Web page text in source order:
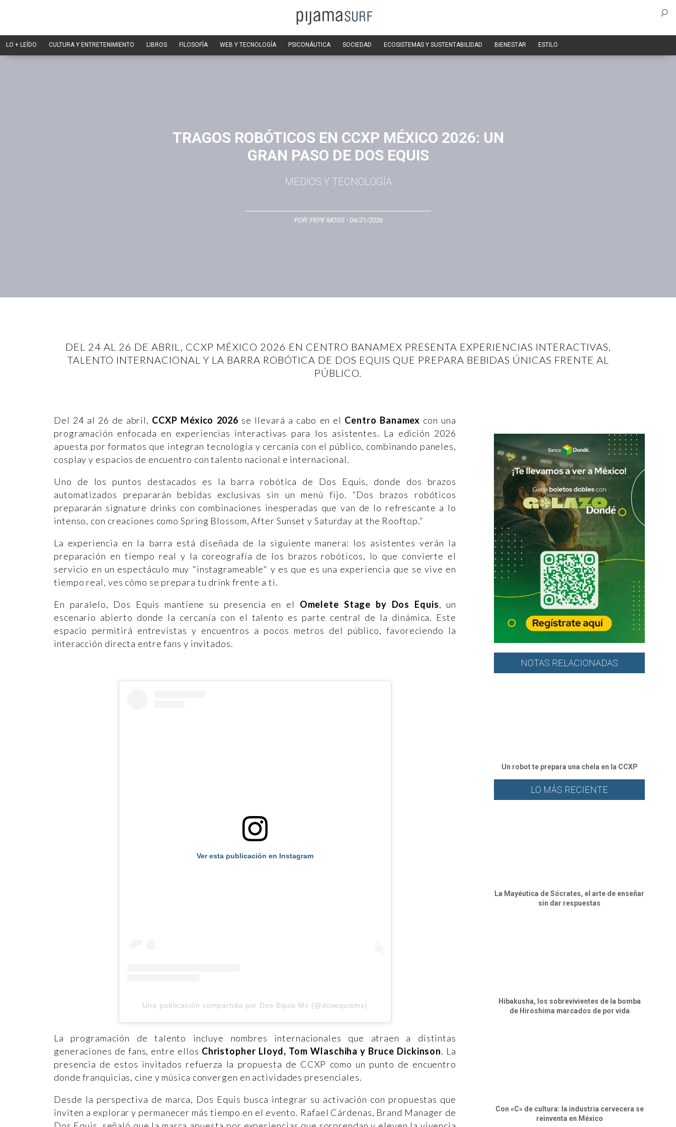
LO + LEÍDO CULTURA Y ENTRETENIMIENTO LIBROS FILOSOFÍA WEB Y TECNOLOGÍA PSICONÁUTICA SOCIEDAD ECOSISTEMAS Y SUSTENTABILIDAD BIENESTAR ESTILO
TRAGOS ROBÓTICOS EN CCXP MÉXICO 2026: UN
GRAN PASO DE DOS EQUIS
MEDIOS Y TECNOLOGÍA
POR: PEPE MOSS- 04/21/2026
DEL 24 AL 26 DE ABRIL, CCXP MÉXICO 2026 EN CENTRO BANAMEX PRESENTA EXPERIENCIAS INTERACTIVAS,
TALENTO INTERNACIONAL Y LA BARRA ROBÓTICA DE DOS EQUIS QUE PREPARA BEBIDAS ÚNICAS FRENTE AL
PÚBLICO.
Del 24 al 26 de abril, CCXP México 2026 se llevará a cabo en el Centro Banamex con una
programación enfocada en experiencias interactivas para los asistentes. La edición 2026
apuesta por formatos que integran tecnología y cercanía con el público, combinando paneles,
cosplay y espacios de encuentro con talento nacional e internacional.
Uno de los puntos destacados es la barra robótica de Dos Equis, donde dos brazos
automatizados prepararán bebidas exclusivas sin un menú fijo. “Dos brazos robóticos
prepararán signature drinks con combinaciones inesperadas que van de lo refrescante a lo
intenso, con creaciones como Spring Blossom, After Sunset y Saturday at the Rooftop.”
La experiencia en la barra está diseñada de la siguiente manera: los asistentes verán la
preparación en tiempo real y la coreografía de los brazos robóticos, lo que convierte el
servicio en un espectáculo muy "instagrameable" y es que es una experiencia que se vive en
tiempo real, ves cómo se prepara tu drink frente a ti.
En paralelo, Dos Equis mantiene su presencia en el Omelete Stage by Dos Equis, un
escenario abierto donde la cercanía con el talento es parte central de la dinámica. Este
espacio permitirá entrevistas y encuentros a pocos metros del público, favoreciendo la
interacción directa entre fans y invitados.
Ver esta publicación en Instagram
Una publicación compartida por Dos Equis Mx (@dosequismx)
La programación de talento incluye nombres internacionales que atraen a distintas
generaciones de fans, entre ellos Christopher Lloyd, Tom Wlaschiha y Bruce Dickinson. La
presencia de estos invitados refuerza la propuesta de CCXP como un punto de encuentro
donde franquicias, cine y música convergen en actividades presenciales.
Desde la perspectiva de marca, Dos Equis busca integrar su activación con propuestas que
inviten a explorar y permanecer más tiempo en el evento. Rafael Cárdenas, Brand Manager de
NOTAS RELACIONADAS
Un robot te prepara una chela en la CCXP
LO MÁS RECIENTE
La Mayéutica de Sócrates, el arte de enseñar
sin dar respuestas
Hibakusha, los sobrevivientes de la bomba
de Hiroshima marcados de por vida
Con «C» de cultura: la industria cervecera se
reinventa en México